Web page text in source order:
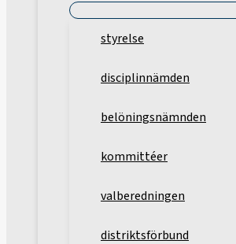
styrelse
disciplinnämden
belöningsnämnden
kommittéer
valberedningen
distriktsförbund